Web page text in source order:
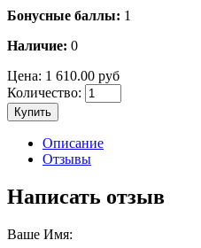
Бонусные баллы: 1
Наличие: 0
Цена: 1 610.00 руб
Количество:
Купить
Описание
Отзывы
Написать отзыв
Ваше Имя: